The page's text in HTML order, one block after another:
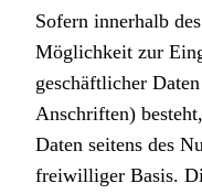
Sofern innerhalb
Möglichkeit zur
geschäftlicher
Anschriften)
Daten seitens des
freiwilliger Basis.